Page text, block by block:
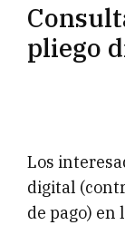
pliego
Los
digital
de pago) en